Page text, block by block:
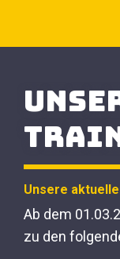
Unsere
Ab dem
zu den